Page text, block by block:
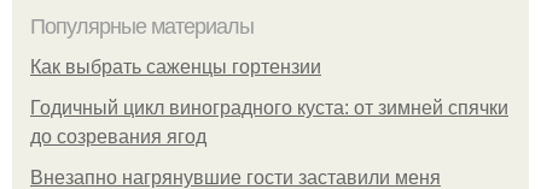
Популярные материалы
Как выбрать саженцы гортензии
Годичный цикл виноградного куста: от зимней спячки
до созревания ягод
Внезапно нагрянувшие гости заставили меня